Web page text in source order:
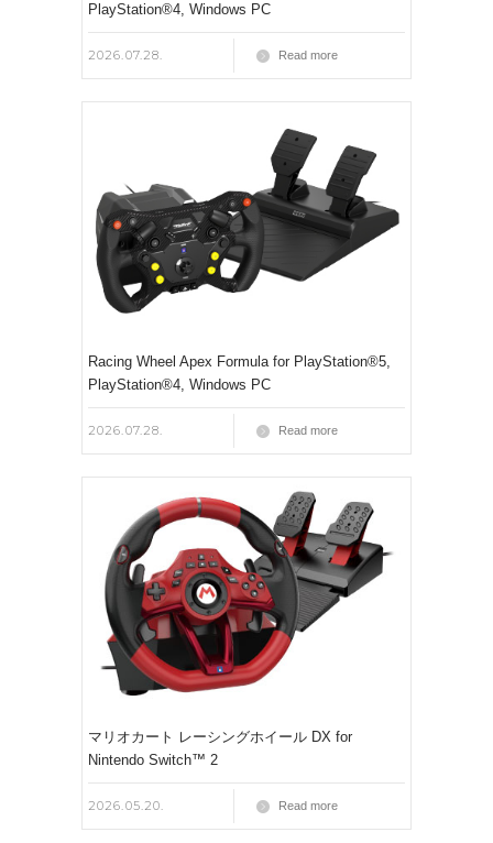
PlayStation®4, Windows PC
2026.07.28. Read more
Racing Wheel Apex Formula for PlayStation®5,
PlayStation®4, Windows PC
2026.07.28. Read more
マリオカート レーシングホイール DX for
Nintendo Switch™ 2
2026.05.20. Read more